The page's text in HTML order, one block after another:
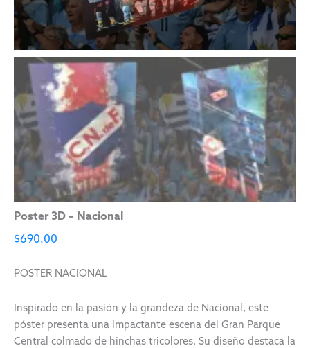
Poster 3D – Nacional
$690.00
POSTER NACIONAL
Inspirado en la pasión y la grandeza de Nacional, este
póster presenta una impactante escena del Gran Parque
Central colmado de hinchas tricolores. Su diseño destaca la